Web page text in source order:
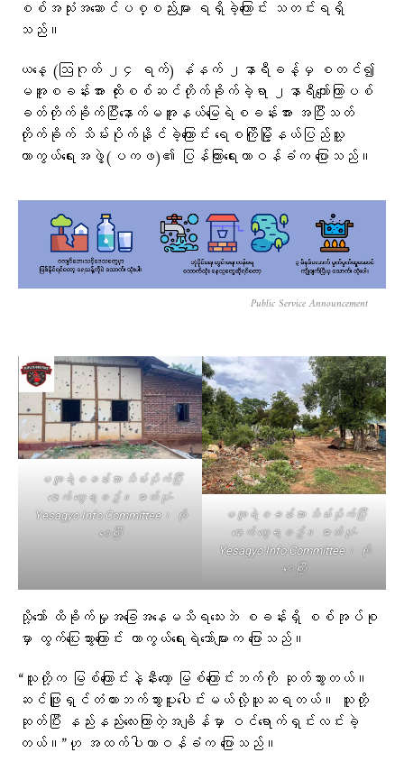
စစ်အသုံးအဆောင်ပစ္စည်းများ ရရှိခဲ့ကြောင်း သတင်းရရှိ
သည်။
ယနေ့ (ဩဂုတ် ၂၄ ရက်) နံနက် ၂နာရီခန့်မှ စတင်၍
မအူစခန်းအား ထိုးစစ်ဆင်တိုက်ခိုက်ခဲ့ရာ ၂နာရီကျော်ကြာပစ်
ခတ်တိုက်ခိုက်ပြီးနောက်မအူနယ်မြေရဲစခန်းအား အပြီးသတ်
တိုက်ခိုက် သိမ်းပိုက်နိုင်ခဲ့ကြောင်း ရေစကြိုမြို့နယ်ပြည်သူ့
ကာကွယ်ရေးအဖွဲ့(ပကဖ)၏ ပြန်ကြားရေးတာဝန်ခံက ပြောသည်။
Public Service Announcement
မအူရဲစခန်းအား သိမ်းပိုက်ပြီး
နောက် တွေ့ရစဥ်။ ဓာတ်ပုံ-
Yesagyo Info Committee၊ ကို
ဝေကြီး
မအူရဲစခန်းအား သိမ်းပိုက်ပြီး
နောက် တွေ့ရစဥ်။ ဓာတ်ပုံ-
Yesagyo Info Committee၊ ကို
ဝေကြီး
သို့သော် ထိခိုက်မှုအခြေအနေမသိရသေးဘဲ စခန်းရှိ စစ်အုပ်စု
မှာ ထွက်ပြေးသွားကြောင်း ကာကွယ်ရေးရဲဘော်များက ပြောသည်။
“သူတို့က မြစ်ကြောင်းနဲ့နီးတော့ မြစ်ကြောင်းဘက်ကို ဆုတ်သွားတယ်။
ဆင်ဖြူရှင်တံတားဘက်သွားပူးပေါင်းမယ်လို့ယူဆရတယ်။ သူတို့
ဆုတ်ပြီး နည်းနည်းလေးကြာတဲ့အချိန်မှာ ဝင်ရောက်ရှင်းလင်းခဲ့
တယ်။”ဟု အထက်ပါတာဝန်ခံက ​ပြောသည်။